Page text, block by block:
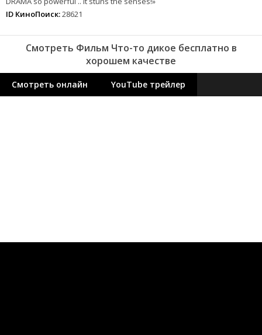
ID КиноПоиск:28621
Смотреть Фильм Что-то дикое бесплатно в
хорошем качестве
Смотреть онлайн YouTube трейлер